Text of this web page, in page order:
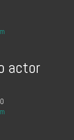
actor